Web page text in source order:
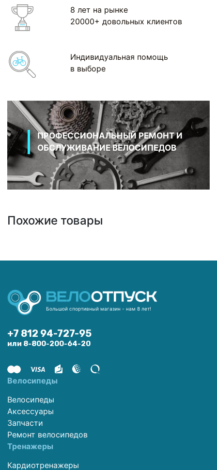
8 лет на рынке
20000+ довольных клиентов
Индивидуальная помощь
в выборе
ПРОФЕССИОНАЛЬНЫЙ РЕМОНТ И
ОБСЛУЖИВАНИЕ ВЕЛОСИПЕДОВ
Похожие товары
Большой спортивный магазин - нам 8 лет!
+7 812 94-727-95
или 8-800-200-64-20
Велосипеды
Велосипеды
Аксессуары
Запчасти
Ремонт велосипедов
Тренажеры
Кардиотренажеры